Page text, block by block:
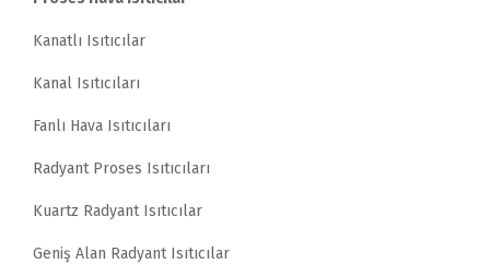
Kanatlı Isıtıcılar
Kanal Isıtıcıları
Fanlı Hava Isıtıcıları
Radyant Proses Isıtıcıları
Kuartz Radyant Isıtıcılar
Geniş Alan Radyant Isıtıcılar